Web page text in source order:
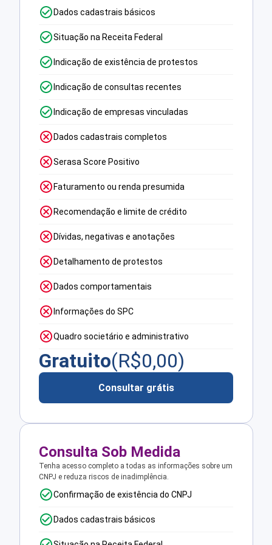
Dados cadastrais básicos
Situação na Receita Federal
Indicação de existência de protestos
Indicação de consultas recentes
Indicação de empresas vinculadas
Dados cadastrais completos
Serasa Score Positivo
Faturamento ou renda presumida
Recomendação e limite de crédito
Dívidas, negativas e anotações
Detalhamento de protestos
Dados comportamentais
Informações do SPC
Quadro societário e administrativo
Gratuito(R$0,00)
Consultar grátis
Consulta Sob Medida
Tenha acesso completo a todas as informações sobre um
CNPJ e reduza riscos de inadimplência.
Confirmação de existência do CNPJ
Dados cadastrais básicos